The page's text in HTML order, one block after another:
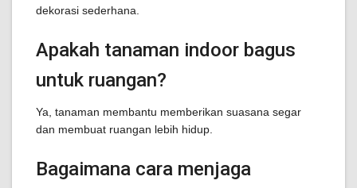
dekorasi sederhana.
Apakah tanaman indoor bagus
untuk ruangan?
Ya, tanaman membantu memberikan suasana segar
dan membuat ruangan lebih hidup.
Bagaimana cara menjaga